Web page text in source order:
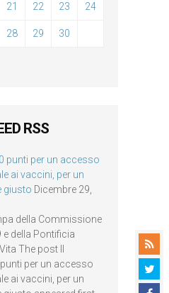
21 22 23 24
28 29 30
RSS
punti per un accesso
ai vaccini, per un
giusto Dicembre 29,
della Commissione
della Pontificia
The post Il
per un accesso
ai vaccini, per un